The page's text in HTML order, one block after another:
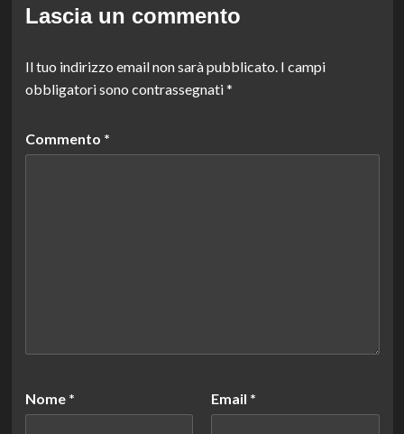
Lascia un commento
Il tuo indirizzo email non sarà pubblicato. I campi
obbligatori sono contrassegnati*
Commento *
Nome * Email *